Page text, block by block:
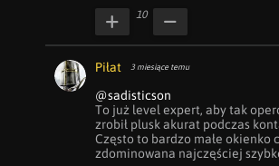
10
Piłat 3 miesiące temu
@sadisticson
To już level expert, aby tak
zrobił plusk akurat podczas
Często to bardzo małe okienko
zdominowana najczęściej